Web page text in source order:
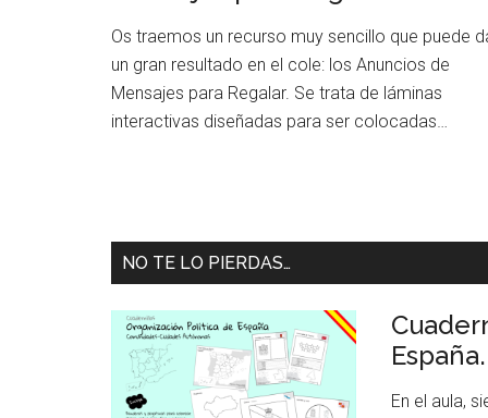
Os traemos un recurso muy sencillo que puede
un gran resultado en el cole: los Anuncios de
Mensajes para Regalar. Se trata de láminas
interactivas diseñadas para ser colocadas…
NO TE LO PIERDAS…
En el aula,